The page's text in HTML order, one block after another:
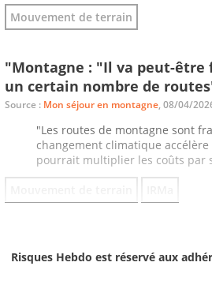
Mouvement de terrain
"Montagne : "Il va peut-
un certain nombre de
Source : Mon séjour en montagne, 08/04/
"Les routes de montagne sont
changement climatique
pourrait multiplier les coûts par
Risques Hebdo est réservé aux